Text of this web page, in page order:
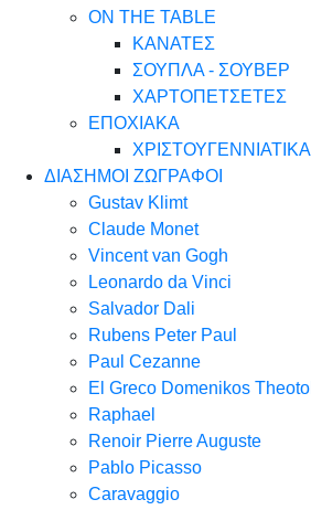
ON THE TABLE
ΚΑΝΑΤΕΣ
ΣΟΥΠΛΑ - ΣΟΥΒΕΡ
ΧΑΡΤΟΠΕΤΣΕΤΕΣ
ΕΠΟΧΙΑΚΑ
ΧΡΙΣΤΟΥΓΕΝΝΙΑΤΙΚΑ
ΔΙΑΣΗΜΟΙ ΖΩΓΡΑΦΟΙ
Gustav Klimt
Claude Monet
Vincent van Gogh
Leonardo da Vinci
Salvador Dali
Rubens Peter Paul
Paul Cezanne
El Greco Domenikos
Raphael
Renoir Pierre Auguste
Pablo Picasso
Caravaggio